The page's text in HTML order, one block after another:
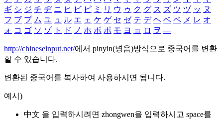
ギ シ ジ チ ヂ ニ ヒ ビ ピ ミ リ ウ ゥ ク グ ス ズ ツ ヅ ッ ヌ
フ ブ プ ム ユ ュ ル エ ェ ケ ゲ セ ゼ テ デ ヘ ベ ペ メ レ オ
ォ コ ゴ ソ ゾ ト ド ノ ホ ボ ポ モ ヨ ョ ロ ヲ ―
http://chineseinput.net/에서 pinyin(병음)방식으로 중국어를 변환
할 수 있습니다.
변환된 중국어를 복사하여 사용하시면 됩니다.
예시)
中文 을 입력하시려면 zhongwen을 입력하시고 space를